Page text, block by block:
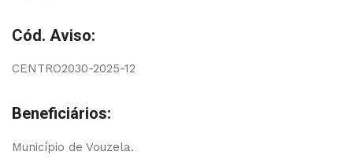
Cód. Aviso:
CENTRO2030-2025-12
Beneficiários:
Município de Vouzela.